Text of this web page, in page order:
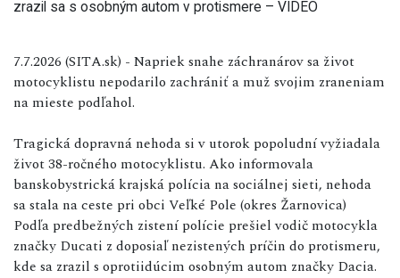
7.7.2026 (SITA.sk) - Napriek snahe záchranárov sa život
motocyklistu nepodarilo zachrániť a muž svojim zraneniam
na mieste podľahol.
Tragická dopravná nehoda si v utorok popoludní vyžiadala
život 38-ročného motocyklistu. Ako informovala
banskobystrická krajská polícia na sociálnej sieti, nehoda
sa stala na ceste pri obci Veľké Pole (okres Žarnovica)
Podľa predbežných zistení polície prešiel vodič motocykla
značky Ducati z doposiaľ nezistených príčin do protismeru,
kde sa zrazil s oprotiidúcim osobným autom značky Dacia.